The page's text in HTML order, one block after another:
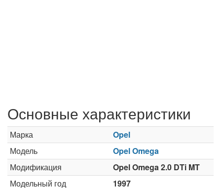
Основные характеристики
Марка
Opel
Модель
Opel Omega
Модификация
Opel Omega 2.0 DTi MT
Модельный год
1997